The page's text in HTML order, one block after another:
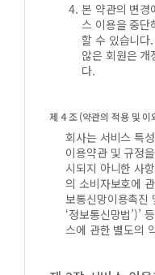
본 약관의 변경
스 이용을 중단
할 수 있습니다
않은 회원은 개
다.
제 4 조 (약관의 적용 및 이
회사는 서비스 특
이용약관 및 규정
시되지 아니한 사
의 소비자보호에
보통신망이용촉진
‘정보통신망법’)’
스에 관한 별도의